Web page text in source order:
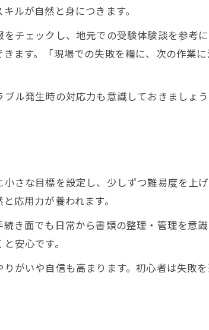
ルが自然と身につきます。
チェックし、地元での受験体験談を参考
ます。「現場での失敗を糧に、次の作業
ル発生時の対応力も意識しておきましょ
さな目標を設定し、少しずつ難易度を上
応用力が養われます。
き面でも日常から書類の整理・管理を意
安心です。
がいや自信も高まります。初心者は失敗